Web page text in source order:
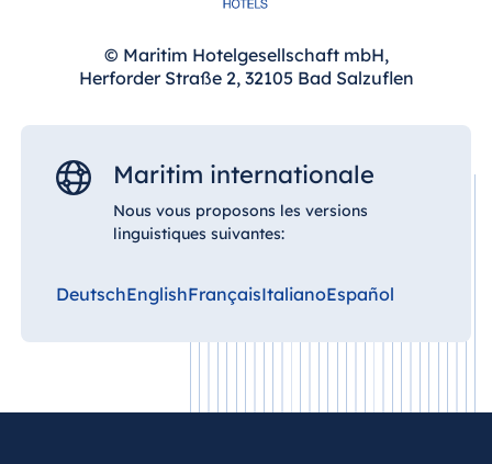
© Maritim Hotelgesellschaft mbH,
Herforder Straße 2, 32105 Bad Salzuflen
Maritim internationale
Nous vous proposons les versions
linguistiques suivantes:
DeutschEnglishFrançaisItalianoEspañol